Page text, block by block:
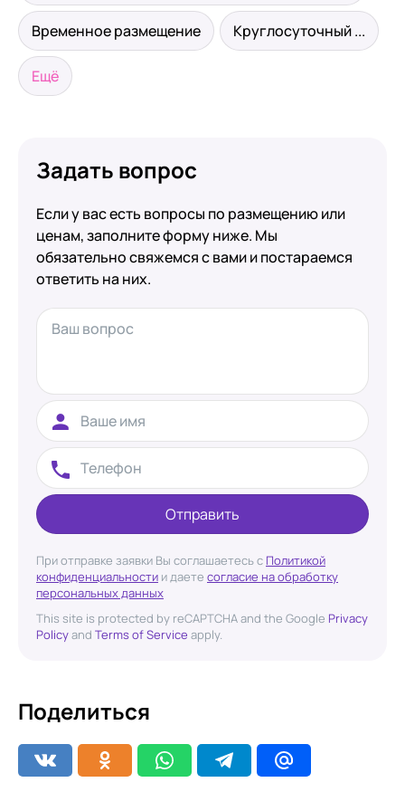
Временное размещение Круглосуточный ...
Ещё
Задать вопрос
Если у вас есть вопросы по размещению или
ценам, заполните форму ниже. Мы
обязательно свяжемся с вами и постараемся
ответить на них.
Отправить
При отправке заявки Вы соглашаетесь с Политикой
конфиденциальности и даете согласие на обработку
персональных данных
This site is protected by reCAPTCHA and the Google Privacy
Policyand Terms of Service apply.
Поделиться